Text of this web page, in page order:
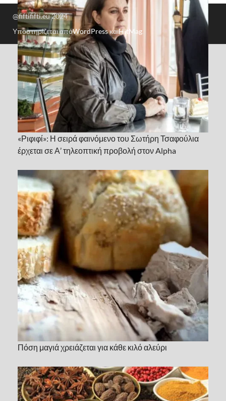
«Ριφιφί»: Η σειρά φαινόμενο του Σωτήρη Τσαφούλια
έρχεται σε Α’ τηλεοπτική προβολή στον Alpha
Πόση μαγιά χρειάζεται για κάθε κιλό αλεύρι
@fiftififti.eu 2024
Υποστηρίζεται απόWordPressκαιHitMag.